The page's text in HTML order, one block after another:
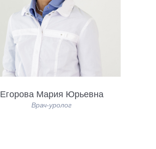
Егорова Мария Юрьевна
Врач-уролог